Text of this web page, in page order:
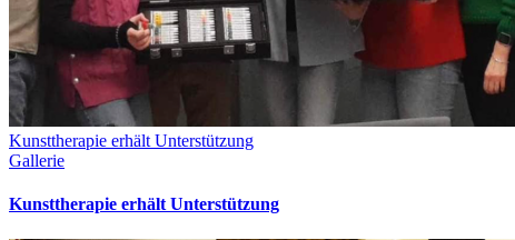
Kunsttherapie erhält Unterstützung
Gallerie
Kunsttherapie erhält Unterstützung